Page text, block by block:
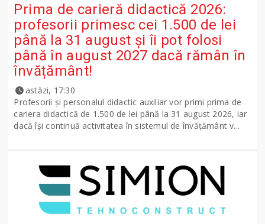
Prima de carieră didactică 2026:
profesorii primesc cei 1.500 de lei
până la 31 august și îi pot folosi
până în august 2027 dacă rămân în
învățământ!
astăzi, 17:30
Profesorii și personalul didactic auxiliar vor primi prima de
cariera didactică de 1.500 de lei până la 31 august 2026, iar
dacă își continuă activitatea în sistemul de învățământ v...